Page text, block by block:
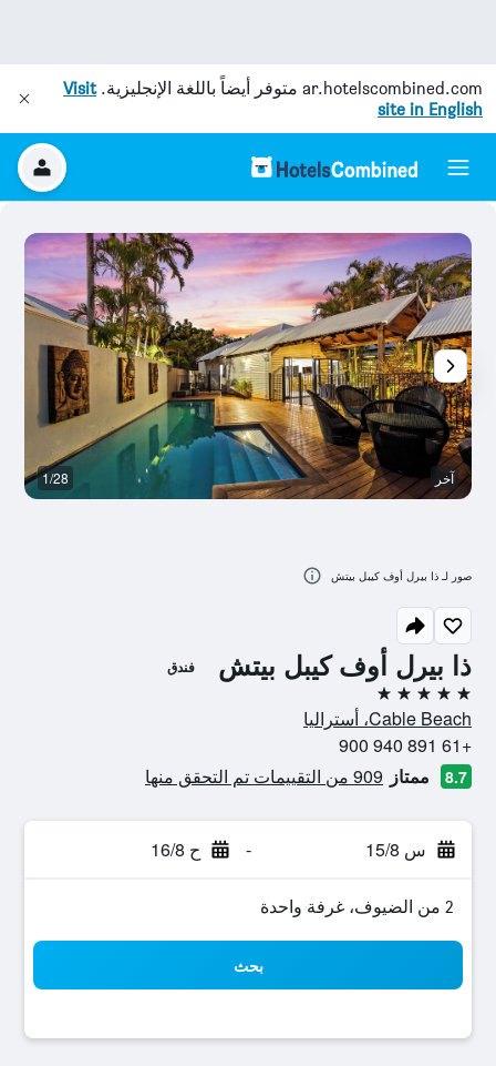
ar.hotelscombined.com متوفر أيضاً باللغة الإنجليزية.Visit
site in English
ذا بيرل أوف كيبل بيتش فندق
5 نجوم
Cable Beach، أستراليا
+61 891 940 900
8.7 ممتاز 909 من التقييمات تم التحقق منها
س 15/8 - ح 16/8
2 من الضيوف، غرفة واحدة
بحث
آخر 1/28
صور لـ ذا بيرل أوف كيبل بيتش